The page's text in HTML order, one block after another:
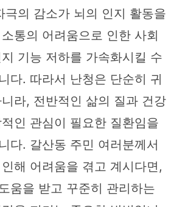
극의 감소가 뇌의 인지 활동을
통의 어려움으로 인한 사회
기능 저하를 가속화시킬 수
다. 따라서 난청은 단순히 귀
라, 전반적인 삶의 질과 건강
인 관심이 필요한 질환임을
다. 갈산동 주민 여러분께서
해 어려움을 겪고 계시다면,
움을 받고 꾸준히 관리하는